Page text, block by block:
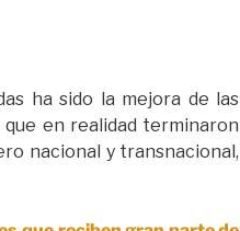
ha sido la mejora de las
en realidad terminaron
nacional y transnacional,